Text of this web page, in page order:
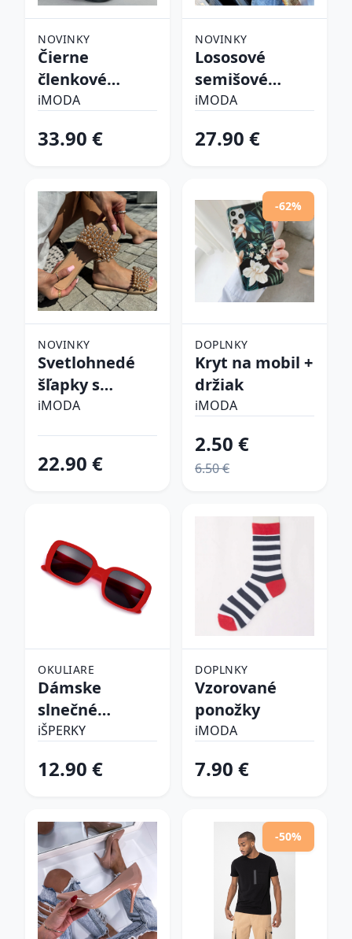
NOVINKY
Čierne
členkové
zateplené
iMODA
33.90 €
NOVINKY
Lososové
semišové
lodičky
iMODA
27.90 €
NOVINKY
Svetlohnedé
šľapky s
perličkami
iMODA
22.90 €
-62%
DOPLNKY
Kryt na mobil +
držiak
iMODA
2.50 €
6.50 €
OKULIARE
Dámske
slnečné
okuliare
iŠPERKY
12.90 €
DOPLNKY
Vzorované
ponožky
iMODA
7.90 €
-50%